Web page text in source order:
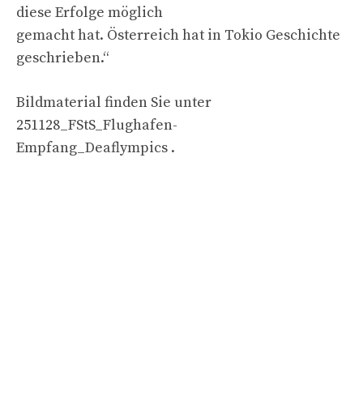
diese Erfolge möglich
gemacht hat. Österreich hat in Tokio Geschichte
geschrieben.“
Bildmaterial finden Sie unter
251128_FStS_Flughafen-
Empfang_Deaflympics .